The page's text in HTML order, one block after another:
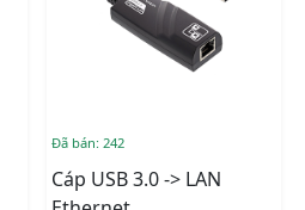
Đã bán: 242
Cáp USB 3.0 -> LAN